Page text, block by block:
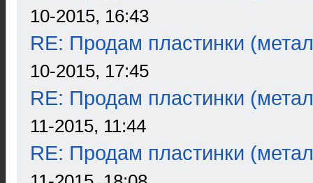
10-2015, 16:43
RE: Продам пластинки
10-2015, 17:45
RE: Продам пластинки
11-2015, 11:44
RE: Продам пластинки